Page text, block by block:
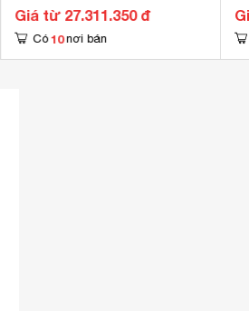
Giá từ 27.311.350 đ
Có 10 nơi bán